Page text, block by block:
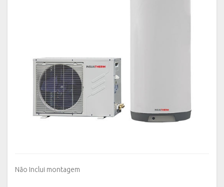
Não Inclui montagem